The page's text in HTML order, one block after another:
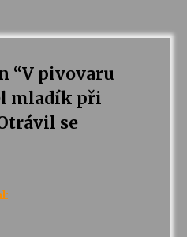
“V pivovaru
mladík při
se